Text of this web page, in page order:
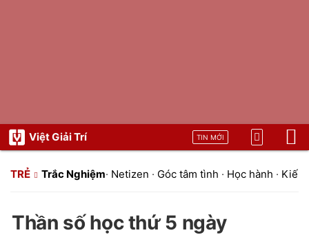
Việt Giải Trí TIN MỚI
TRẺ Trắc Nghiệm· Netizen · Góc tâm tình · Học hành · Kiến
Thần số học thứ 5 ngày